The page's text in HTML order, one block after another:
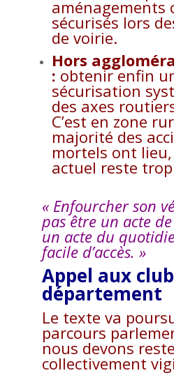
aménagements
sécurisés lors
de voirie.
Hors
: obtenir enfin
sécurisation
des axes
C’est en zone
majorité des
mortels ont
actuel reste
« Enfourcher son
pas être un acte
un acte du
facile d’accès. »
Appel aux
département
Le texte va
parcours
nous devons
collectivement